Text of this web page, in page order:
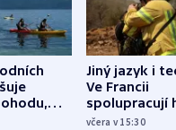
Jiný jazyk i
Ve Francii
spolupracují
různých zemí
včera v 15:30